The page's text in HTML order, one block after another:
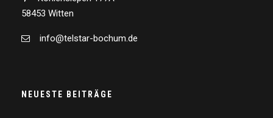
58453 Witten
info@telstar-bochum.de
NEUESTE BEITRÄGE